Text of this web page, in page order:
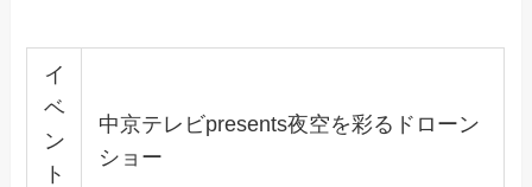
イ
ベ
ン
ト
中京テレビpresents夜空を彩るドローン
ショー